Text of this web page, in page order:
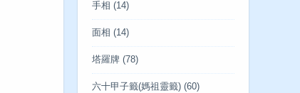
手相 (14)
面相 (14)
塔羅牌 (78)
六十甲子籤(媽祖靈籤) (60)